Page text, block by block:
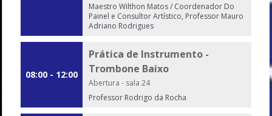
Maestro Wilthon Matos / Coordenador Do
Painel e Consultor Artístico, Professor Mauro
Adriano Rodrigues
08:00 - 12:00
Prática de Instrumento -
Trombone Baixo
Abertura · sala 24
Professor Rodrigo da Rocha